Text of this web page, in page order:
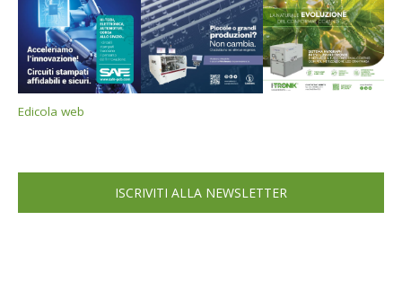
Edicola web
ISCRIVITI ALLA NEWSLETTER